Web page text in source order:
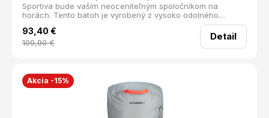
Sportiva bude vaším neoceniteľným spoločníkom na
horách. Tento batoh je vyrobený z vysoko odolného
materiálu, ktorý spoľahlivo odoláva nástrahám skalnatého
terénu. Jeho dizajn je navrhnutý tak, aby vám poskytol
maximálnu voľnosť pohybu a pohodlie počas celodenných
93,40 €
109,90€
Detail
Akcia -15%